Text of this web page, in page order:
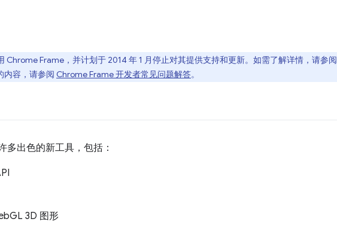
Chrome Frame，并计划于 2014 年 1 月停止对其提供支持和更新。如需了解详情，请参阅
内容，请参阅 Chrome Frame 开发者常见问题解答。
多出色的新工具，包括：
3D 图形